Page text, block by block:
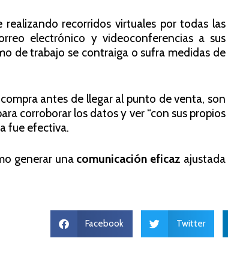
realizando recorridos virtuales por todas las
electrónico y videoconferencias a sus
de trabajo se contraiga o sufra medidas de
antes de llegar al punto de venta, son
corroborar los datos y ver “con sus propios
fue efectiva.
generar una comunicación eficaz ajustada
Facebook Twitter